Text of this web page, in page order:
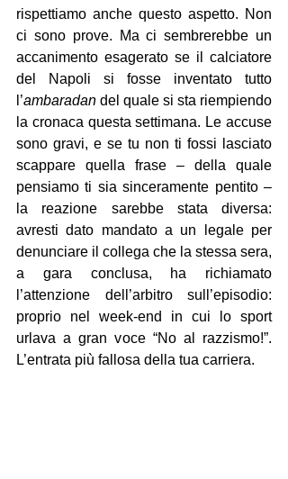
rispettiamo anche questo aspetto. Non
ci sono prove. Ma ci sembrerebbe un
accanimento esagerato se il calciatore
del Napoli si fosse inventato tutto
l’ambaradan del quale si sta riempiendo
la cronaca questa settimana. Le accuse
sono gravi, e se tu non ti fossi lasciato
scappare quella frase – della quale
pensiamo ti sia sinceramente pentito –
la reazione sarebbe stata diversa:
avresti dato mandato a un legale per
denunciare il collega che la stessa sera,
a gara conclusa, ha richiamato
l’attenzione dell’arbitro sull’episodio:
proprio nel week-end in cui lo sport
urlava a gran voce “No al razzismo!”.
L’entrata più fallosa della tua carriera.